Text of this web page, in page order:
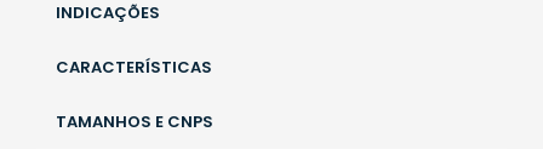
INDICAÇÕES
CARACTERÍSTICAS
TAMANHOS E CNPS